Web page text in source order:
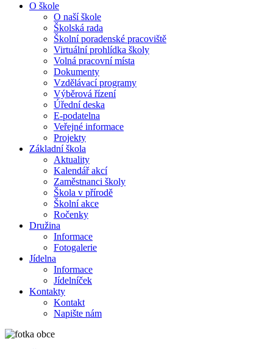
O škole
O naší škole
Školská rada
Školní poradenské pracoviště
Virtuální prohlídka školy
Volná pracovní místa
Dokumenty
Vzdělávací programy
Výběrová řízení
Úřední deska
E-podatelna
Veřejné informace
Projekty
Základní škola
Aktuality
Kalendář akcí
Zaměstnanci školy
Škola v přírodě
Školní akce
Ročenky
Družina
Informace
Fotogalerie
Jídelna
Informace
Jídelníček
Kontakty
Kontakt
Napište nám